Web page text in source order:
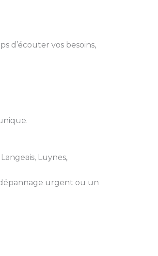
d’écouter vos besoins,
Luynes,
urgent ou un